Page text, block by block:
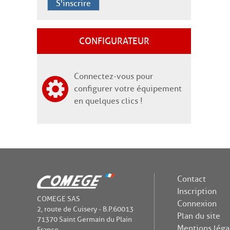
S'inscrire
CONFIGURATEUR
Connectez-vous pour
configurer votre équipement
en quelques clics !
COMEGE SAS
2, route de Cuisery - B.P.60013
71370 Saint Germain du Plain
Contact
Inscription
Connexion
Plan du site